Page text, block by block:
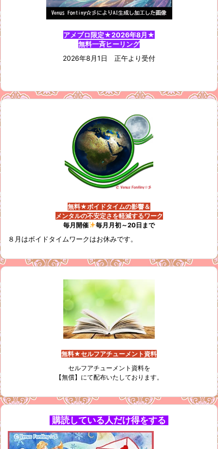
アメブロ限定★2026年8月★
無料一斉ヒーリング
2026年8月1日 正午より受付
無料★ボイドタイムの影響＆
メンタルの不安定さを軽減するワーク
毎月開催
毎月月初～20日まで
８月はボイドタイムワークはお休みです。
無料★セルフアチューメント資料
セルフアチューメント資料を
【無償】にて配布いたしております。
購読している人だけ得をする